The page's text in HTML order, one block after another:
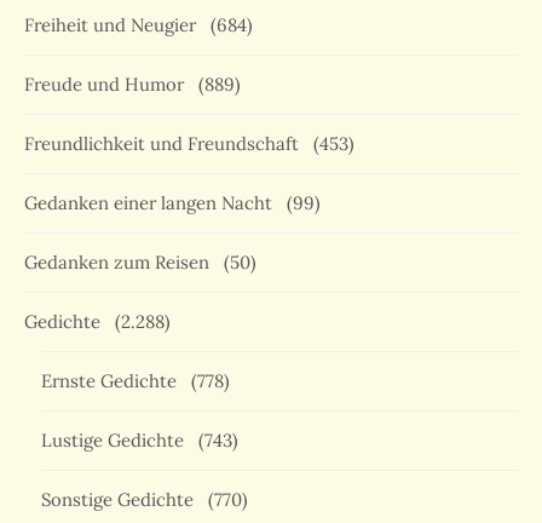
Freiheit und Neugier (684)
Freude und Humor (889)
Freundlichkeit und Freundschaft (453)
Gedanken einer langen Nacht (99)
Gedanken zum Reisen (50)
Gedichte (2.288)
Ernste Gedichte (778)
Lustige Gedichte (743)
Sonstige Gedichte (770)